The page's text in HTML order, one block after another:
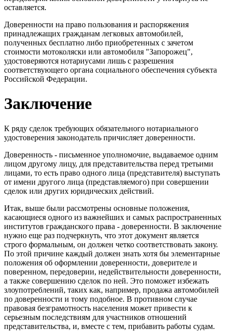
оставляется.
Доверенности на право пользования и распоряжения
принадлежащих гражданам легковых автомобилей,
полученных бесплатно либо приобретенных с зачетом
стоимости мотоколяски или автомобиля "Запорожец",
удостоверяются нотариусами лишь с разрешения
соответствующего органа социального обеспечения субъекта
Российской Федерации.
Заключение
К ряду сделок требующих обязательного нотариального
удостоверения законодатель причисляет доверенности.
Доверенность - письменное уполномочие, выдаваемое одним
лицом другому лицу, для представительства перед третьими
лицами, то есть право одного лица (представителя) выступать
от имени другого лица (представляемого) при совершении
сделок или других юридических действий.
Итак, выше были рассмотрены основные положения,
касающиеся одного из важнейших и самых распространенных
институтов гражданского права - доверенности. В заключение
нужно еще раз подчеркнуть, что этот документ является
строго формальным, он должен четко соответствовать закону.
По этой причине каждый должен знать хотя бы элементарные
положения об оформлении доверенности, доверителе и
поверенном, передоверии, недействительности доверенности,
а также совершению сделок по ней. Это поможет избежать
злоупотреблений, таких как, например, продажа автомобилей
по доверенности и тому подобное. В противном случае
правовая безграмотность населения может привести к
серьезным последствиям для участников отношений
представительства, и, вместе с тем, прибавить работы судам.